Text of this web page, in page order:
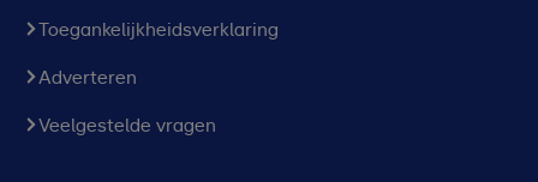
Toegankelijkheidsverklaring
Adverteren
Veelgestelde vragen